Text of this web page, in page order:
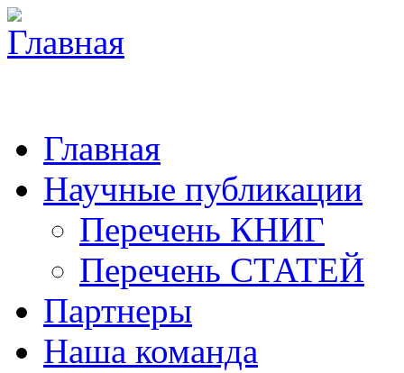
Главная
Научные публикации
Перечень КНИГ
Перечень СТАТЕЙ
Партнеры
Наша команда